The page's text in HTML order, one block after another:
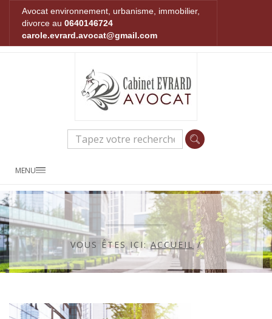
Avocat environnement, urbanisme, immobilier,
divorce au 0640146724
carole.evrard.avocat@gmail.com
MENU
VOUS ÊTES ICI:ACCUEIL/